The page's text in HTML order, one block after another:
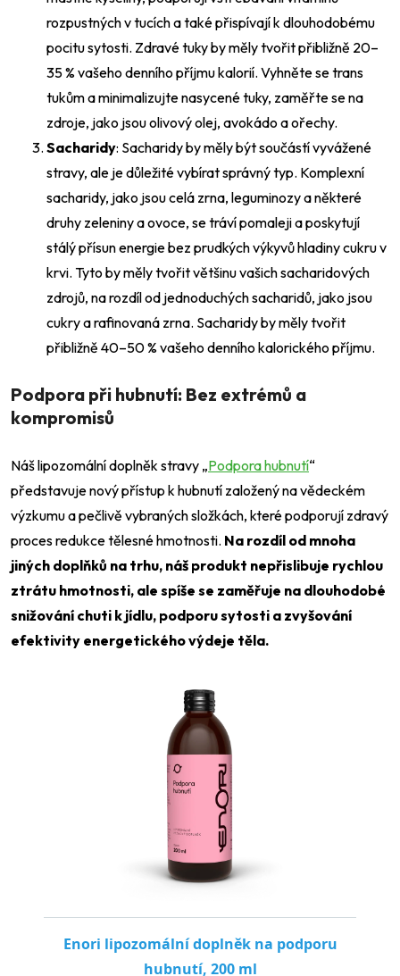
rozpustných v tucích a také přispívají k dlouhodobému
pocitu sytosti. Zdravé tuky by měly tvořit přibližně 20–
35 % vašeho denního příjmu kalorií. Vyhněte se trans
tukům a minimalizujte nasycené tuky, zaměřte se na
zdroje, jako jsou olivový olej, avokádo a ořechy.
Sacharidy: Sacharidy by měly být součástí vyvážené
stravy, ale je důležité vybírat správný typ. Komplexní
sacharidy, jako jsou celá zrna, leguminozy a některé
druhy zeleniny a ovoce, se tráví pomaleji a poskytují
stálý přísun energie bez prudkých výkyvů hladiny cukru v
krvi. Tyto by měly tvořit většinu vašich sacharidových
zdrojů, na rozdíl od jednoduchých sacharidů, jako jsou
cukry a rafinovaná zrna. Sacharidy by měly tvořit
přibližně 40–50 % vašeho denního kalorického příjmu.
Podpora při hubnutí: Bez extrémů a
kompromisů
Náš lipozomální doplněk stravy „Podpora hubnutí“
představuje nový přístup k hubnutí založený na vědeckém
výzkumu a pečlivě vybraných složkách, které podporují zdravý
proces redukce tělesné hmotnosti. Na rozdíl od mnoha
jiných doplňků na trhu, náš produkt nepřislibuje rychlou
ztrátu hmotnosti, ale spíše se zaměřuje na dlouhodobé
snižování chuti k jídlu, podporu sytosti a zvyšování
efektivity energetického výdeje těla.